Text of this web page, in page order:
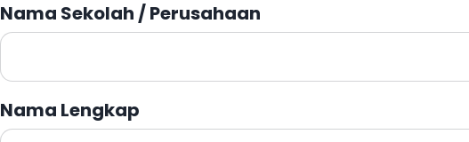
Nama Sekolah / Perusahaan
Nama Lengkap